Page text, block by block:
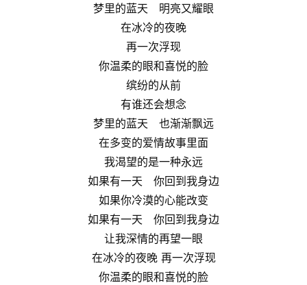
梦里的蓝天　明亮又耀眼
在冰冷的夜晚
再一次浮现
你温柔的眼和喜悦的脸
缤纷的从前
有谁还会想念
梦里的蓝天　也渐渐飘远
在多变的爱情故事里面
我渴望的是一种永远
如果有一天　你回到我身边
如果你冷漠的心能改变
如果有一天　你回到我身边
让我深情的再望一眼
在冰冷的夜晚 再一次浮现
你温柔的眼和喜悦的脸